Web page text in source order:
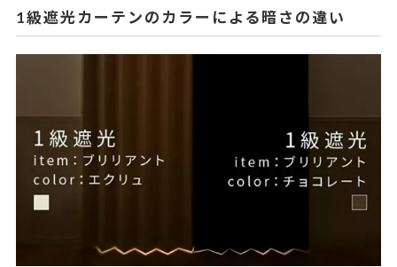
1級遮光カーテンのカラーによる暗さの違い